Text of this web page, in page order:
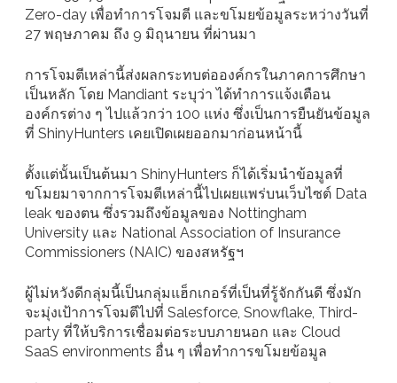
Zero-day เพื่อทำการโจมตี และขโมยข้อมูลระหว่างวันที่
27 พฤษภาคม ถึง 9 มิถุนายน ที่ผ่านมา
การโจมตีเหล่านี้ส่งผลกระทบต่อองค์กรในภาคการศึกษา
เป็นหลัก โดย Mandiant ระบุว่า ได้ทำการแจ้งเตือน
องค์กรต่าง ๆ ไปแล้วกว่า 100 แห่ง ซึ่งเป็นการยืนยันข้อมูล
ที่ ShinyHunters เคยเปิดเผยออกมาก่อนหน้านี้
ตั้งแต่นั้นเป็นต้นมา ShinyHunters ก็ได้เริ่มนำข้อมูลที่
ขโมยมาจากการโจมตีเหล่านี้ไปเผยแพร่บนเว็บไซต์ Data
leak ของตน ซึ่งรวมถึงข้อมูลของ Nottingham
University และ National Association of Insurance
Commissioners (NAIC) ของสหรัฐฯ
ผู้ไม่หวังดีกลุ่มนี้เป็นกลุ่มแฮ็กเกอร์ที่เป็นที่รู้จักกันดี ซึ่งมัก
จะมุ่งเป้าการโจมตีไปที่ Salesforce, Snowflake, Third-
party ที่ให้บริการเชื่อมต่อระบบภายนอก และ Cloud
SaaS environments อื่น ๆ เพื่อทำการขโมยข้อมูล